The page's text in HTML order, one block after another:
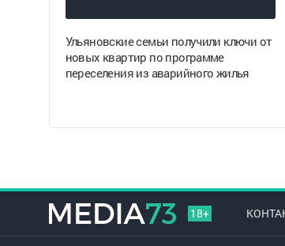
Ульяновские семьи получили ключи от
новых квартир по программе
переселения из аварийного жилья
18+